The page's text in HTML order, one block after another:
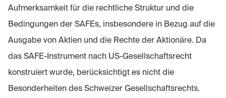
Aufmerksamkeit für die rechtliche Struktur und die
Bedingungen der SAFEs, insbesondere in Bezug auf die
Ausgabe von Aktien und die Rechte der Aktionäre. Da
das SAFE-Instrument nach US-Gesellschaftsrecht
konstruiert wurde, berücksichtigt es nicht die
Besonderheiten des Schweizer Gesellschaftsrechts.